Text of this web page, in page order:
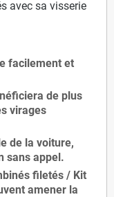
avec sa visserie
facilement et
de plus
virages
de la voiture,
sans appel.
filetés / Kit
amener la